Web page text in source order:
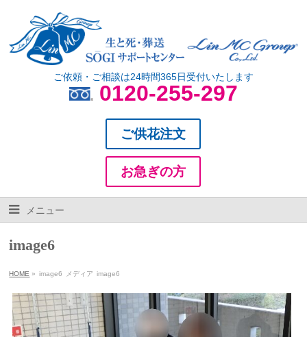
ご依頼・ご相談は24時間365日受付いたします
0120-255-297
ご供花注文
お急ぎの方
メニュー
image6
HOME » image6 メディア image6